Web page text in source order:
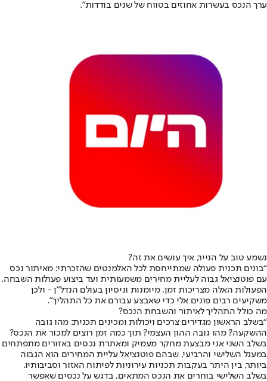
ערך הנכס בעשרות אחוזים בטווח של שנים בודדות”.
נשמע טוב על הנייר, איך עושים את זה?
“בונים תכנית פעולה שמתייחסת לכל האלמנטים שהזכרתי: מאיתור נכס
עם פוטנציאל גבוה לעליית מחירים משמעותית ועד ביצוע פעולות השבחה.
הפעולות האלה מצריכות זמן, מיומנות וניסיון בעולם הנדל”ן - ולכן
משקיעים רבים פונים אלי כדי שאבצע עבורם את כל התהליך”.
מה כולל התהליך לאיתור והשבחת הנכס?
“בשלב הראשון מגדירים צרכים ויכולות ומכינים תכנית: מהו גובה
ההשקעה? מהו גובה ההון העצמי? תוך כמה זמן רוצים למכור את הנכס?
בשלב השני אני מבצעת מחקר מעמיק ומאתרת נכסים באזורים מתפתחים
במעגל השלישי והרביעי, שבהם פוטנציאל עליית המחירים הוא הגבוה
ביותר, בין היתר בעקבות תכניות עירוניות לפיתוח האזור וסביבותיו.
בשלב השלישי בוחרים את הנכס המתאים, בדגש על נכסים שאפשר